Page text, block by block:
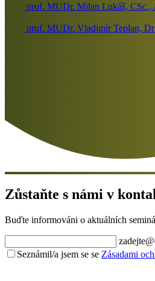
prof. MUDr. Milan Lukáš, CSc.,
prof. MUDr. Vladimír Teplan,
Zůstaňte s námi v
Buďte informováni o aktuálních
Seznámil/a jsem se se Zásadami